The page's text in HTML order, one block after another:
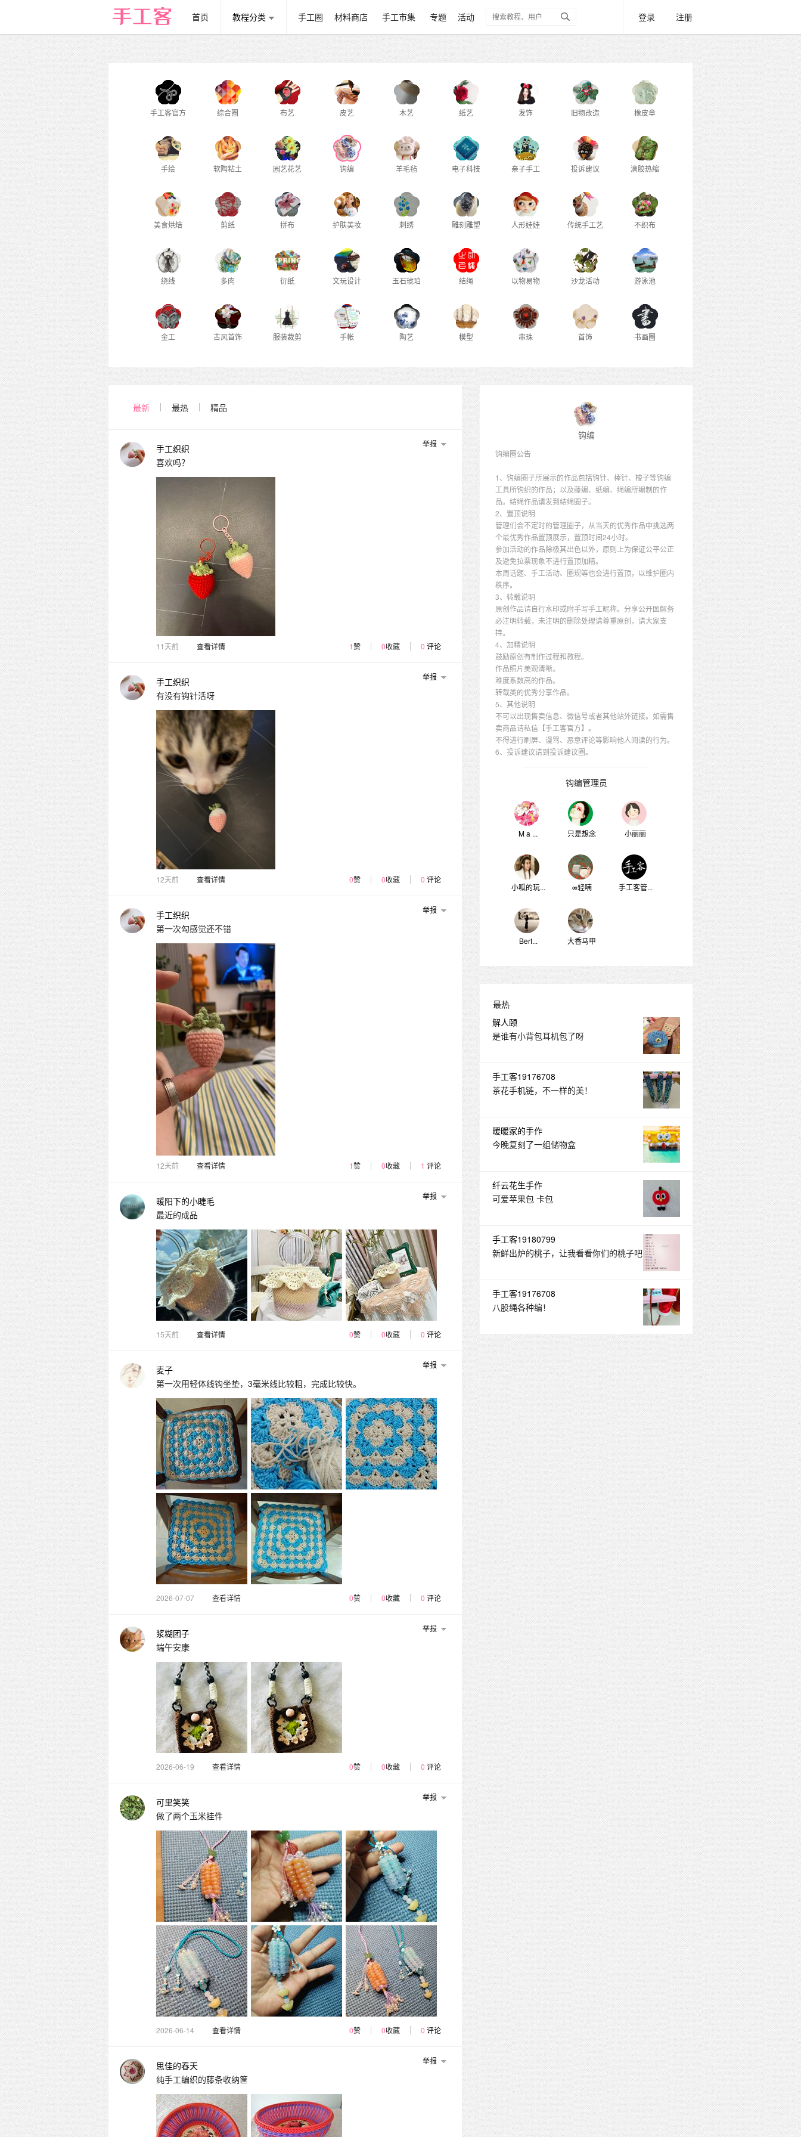
首页 教程分类 手工圈 材料商店 手工市集 专题 活动 登录 注册
手工客官方 综合圈 布艺 皮艺 木艺 纸艺 发饰 旧物改造 橡皮章
手绘 软陶粘土 园艺花艺 钩编 羊毛毡 电子科技 亲子手工 投诉建议 滴胶热缩
美食烘焙 剪纸 拼布 护肤美妆 刺绣 雕刻雕塑 人形娃娃 传统手工艺 不织布
绕线 多肉 衍纸 文玩设计 玉石琥珀 结绳 以物易物 沙龙活动 游泳池
金工 古风首饰 服装裁剪 手帐 陶艺 模型 串珠 首饰 书画圈
最新 最热 精品
手工织织
喜欢吗？
11天前 查看详情 1赞 0收藏 0 评论
举报
手工织织
有没有钩针活呀
12天前 查看详情 0赞 0收藏 0 评论
举报
手工织织
第一次勾感觉还不错
12天前 查看详情 1赞 0收藏 1 评论
举报
暖阳下的小睫毛
最近的成品
15天前 查看详情 0赞 0收藏 0 评论
举报
麦子
第一次用轻体线钩坐垫，3毫米线比较粗，完成比较快。
2026-07-07 查看详情 0赞 0收藏 0 评论
举报
浆糊团子
端午安康
2026-06-19 查看详情 0赞 0收藏 0 评论
举报
可里笑笑
做了两个玉米挂件
2026-06-14 查看详情 0赞 0收藏 0 评论
举报
思佳的春天
纯手工编织的藤条收纳筐
举报
钩编
钩编圈公告
1、钩编圈子所展示的作品包括钩针、棒针、梭子等钩编
工具所钩织的作品；以及藤编、纸编、绳编所编制的作
品。结绳作品请发到结绳圈子。
2、置顶说明
管理们会不定时的管理圈子，从当天的优秀作品中挑选两
个最优秀作品置顶展示，置顶时间24小时。
参加活动的作品除极其出色以外，原则上为保证公平公正
及避免拉票现象不进行置顶加精。
本周话题、手工活动、圈规等也会进行置顶，以维护圈内
秩序。
3、转载说明
原创作品请自行水印或附手写手工昵称。分享公开图解务
必注明转载，未注明的删除处理请尊重原创，请大家支
持。
4、加精说明
鼓励原创有制作过程和教程。
作品照片美观清晰。
难度系数高的作品。
转载类的优秀分享作品。
5、其他说明
不可以出现售卖信息、微信号或者其他站外链接。如需售
卖商品请私信【手工客官方】。
不得进行刷屏、谩骂、恶意评论等影响他人阅读的行为。
6、投诉建议请到投诉建议圈。
钩编管理员
M a ... 只是想念 小丽丽
小呱的玩... ∞轻喃 手工客管...
Bert... 大香马甲
最热
解人颐
是谁有小背包耳机包了呀
手工客19176708
茶花手机链，不一样的美！
暖暖家的手作
今晚复刻了一组储物盒
纤云花生手作
可爱苹果包 卡包
手工客19180799
新鲜出炉的桃子，让我看看你们的桃子吧
手工客19176708
八股绳各种编！